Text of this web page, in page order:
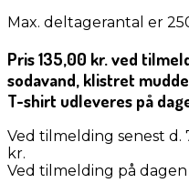
Max. deltagerantal er
Pris 135,00 kr. ved
sodavand, klistret
T-shirt udleveres på
Ved tilmelding senest d.
kr.
Ved tilmelding på dagen